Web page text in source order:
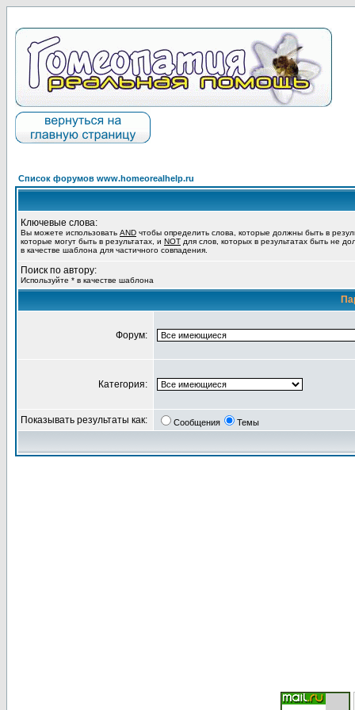
Список форумов www.homeorealhelp.ru
Ключевые слова:
Вы можете использовать AND чтобы определить слова, которые должны быть в
которые могут быть в результатах, и NOT для слов, которых в результатах быть не
в качестве шаблона для частичного совпадения.
Поиск по автору:
Используйте * в качестве шаблона
Форум:
Категория:
Показывать результаты как: Сообщения Темы